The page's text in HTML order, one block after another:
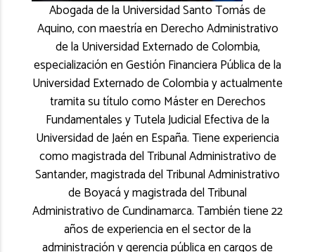
Abogada de la Universidad Santo Tomás de
Aquino, con maestría en Derecho Administrativo
de la Universidad Externado de Colombia,
especialización en Gestión Financiera Pública de la
Universidad Externado de Colombia y actualmente
tramita su título como Máster en Derechos
Fundamentales y Tutela Judicial Efectiva de la
Universidad de Jaén en España. Tiene experiencia
como magistrada del Tribunal Administrativo de
Santander, magistrada del Tribunal Administrativo
de Boyacá y magistrada del Tribunal
Administrativo de Cundinamarca. También tiene 22
años de experiencia en el sector de la
administración y gerencia pública en cargos de